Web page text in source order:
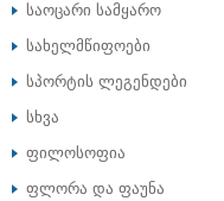
საოცარი სამყარო
სახელმწიფოები
სპორტის ლეგენდები
სხვა
ფილოსოფია
ფლორა და ფაუნა